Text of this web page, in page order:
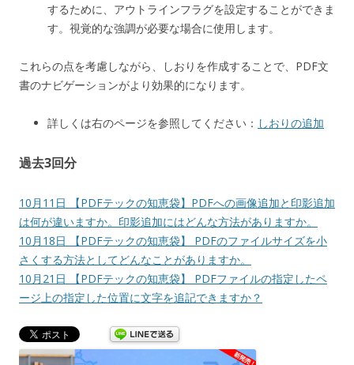
するために、アウトラインフラグを設定することができま
す。視覚的な強調が必要な場合に使用します。
これらの点を考慮しながら、しおりを作成することで、PDF文
書のナビゲーションがより効果的になります。
詳しくは右のページを参照してください： しおりの追加
過去3回分
10月11日 【PDFテックの知恵袋】PDFへの画像追加と印影追加
は何が違いますか。印影追加にはどんな方法がありますか。
10月18日 【PDFテックの知恵袋】 PDFのファイルサイズを小
さくする方法としてどんなことがありますか。
10月21日 【PDFテックの知恵袋】 PDFファイルの指定したペ
ージ上の指定した位置に文字を追記できますか？